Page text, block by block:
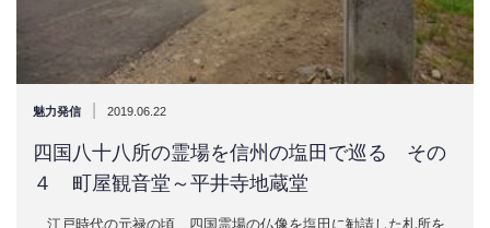
魅力発信 2019.06.22
四国八十八所の霊場を信州の塩田で巡る その
４ 町屋観音堂～平井寺地蔵堂
江戸時代の元禄の頃、四国霊場の仏像を塩田に勧請した札所を